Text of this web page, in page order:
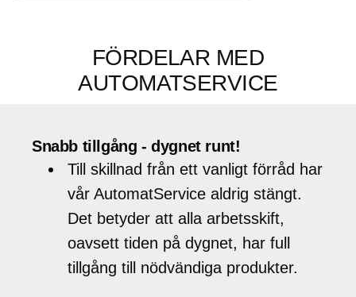
FÖRDELAR MED
AUTOMATSERVICE
Snabb tillgång - dygnet runt!
Till skillnad från ett vanligt förråd har
vår AutomatService aldrig stängt.
Det betyder att alla arbetsskift,
oavsett tiden på dygnet, har full
tillgång till nödvändiga produkter.